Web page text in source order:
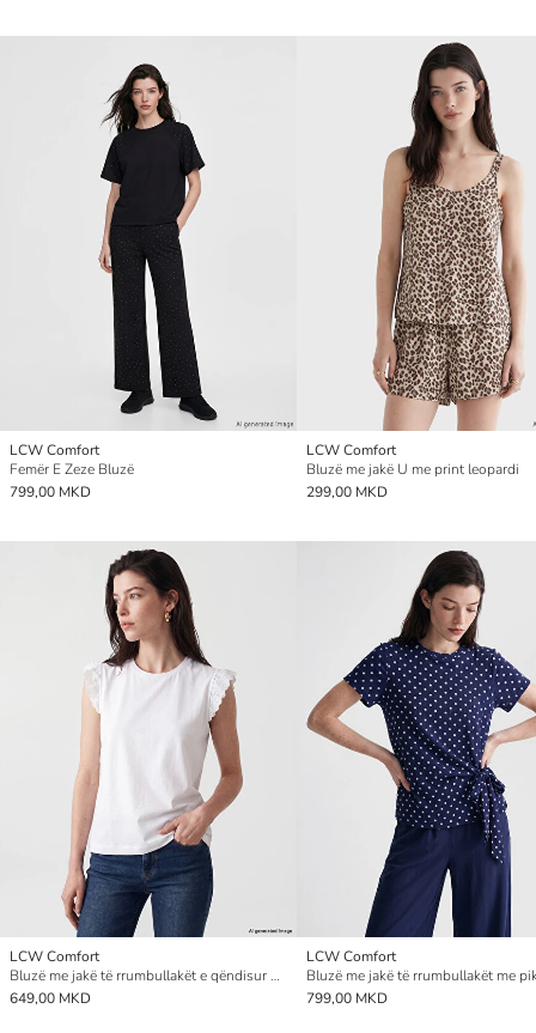
LCW Comfort
Femër E Zeze Bluzë
799,00 MKD
LCW Comfort
Bluzë me jakë U me print leopardi
299,00 MKD
LCW Comfort
Bluzë me jakë të rrumbullakët e qëndisur për gra
649,00 MKD
LCW Comfort
799,00 MKD